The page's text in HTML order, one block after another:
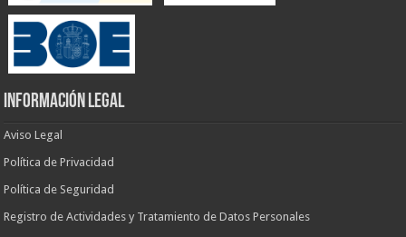
INFORMACIÓN LEGAL
Aviso Legal
Política de Privacidad
Política de Seguridad
Registro de Actividades y Tratamiento de Datos Personales